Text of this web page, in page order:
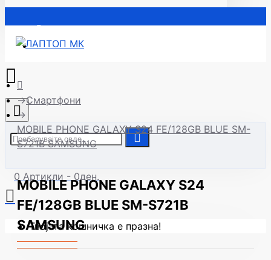
Почетна
0 Артикли - 0ден.
Твојата кошничка е празна!
Смартфони
MOBILE PHONE GALAXY S24 FE/128GB BLUE SM-
S721B SAMSUNG
MOBILE PHONE GALAXY S24
FE/128GB BLUE SM-S721B
SAMSUNG